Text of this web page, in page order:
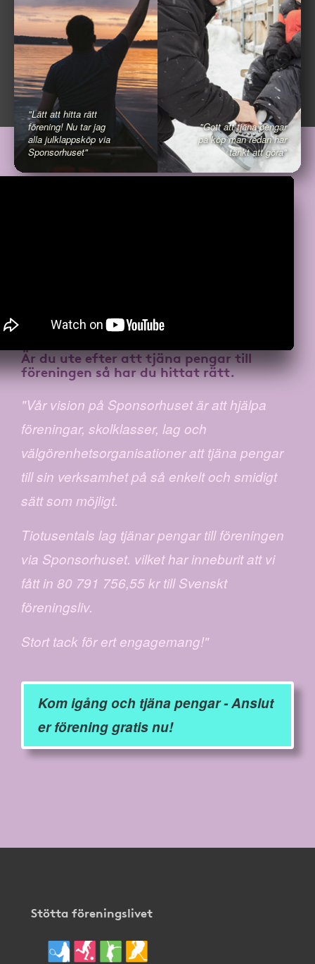
"Lätt att hitta rätt
förening! Nu tar jag
alla julklappsköp via
Sponsorhuset"
"Gott att tjäna pengar
på köp man redan har
tänkt att göra"
Är du ute efter atttjäna pengar till
föreningenså har du hittat rätt.
"Vår vision på Sponsorhuset är att hjälpa
föreningar, skolklasser, lag och
välgörenhetsorganisationer att tjäna pengar
till sin verksamhet på så enkelt och smidigt
sätt som möjligt.
Tiotusentals lag tjänar pengar till föreningen
via Sponsorhuset. vilket har inneburit att vi
fått in 80 791 756,55 kr till Svenskt
föreningsliv.
Stort tack för ert engagemang!"
Kom igång och tjäna pengar - Anslut
er förening gratis nu!
Stötta föreningslivet